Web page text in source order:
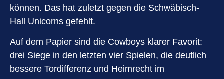
können. Das hat zuletzt gegen die Schwäbisch-
Hall Unicorns gefehlt.
Auf dem Papier sind die Cowboys klarer Favorit:
drei Siege in den letzten vier Spielen, die deutlich
bessere Tordifferenz und Heimrecht im